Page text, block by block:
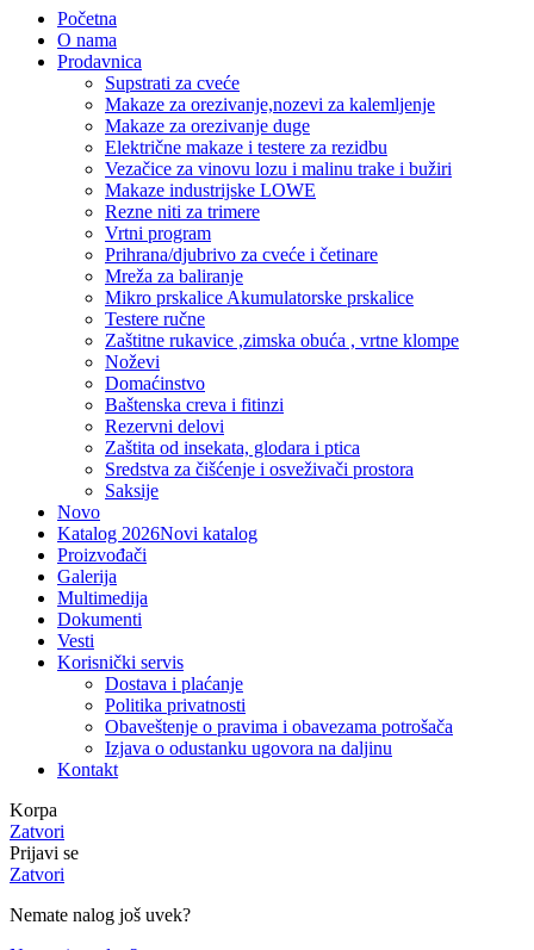
Početna
O nama
Prodavnica
Supstrati za cveće
Makaze za orezivanje,nozevi za kalemljenje
Makaze za orezivanje duge
Električne makaze i testere za rezidbu
Vezačice za vinovu lozu i malinu trake i bužiri
Makaze industrijske LOWE
Rezne niti za trimere
Vrtni program
Prihrana/djubrivo za cveće i četinare
Mreža za baliranje
Mikro prskalice Akumulatorske prskalice
Testere ručne
Zaštitne rukavice ,zimska obuća , vrtne klompe
Noževi
Domaćinstvo
Baštenska creva i fitinzi
Rezervni delovi
Zaštita od insekata, glodara i ptica
Sredstva za čišćenje i osveživači prostora
Saksije
Novo
Katalog 2026Novi katalog
Proizvođači
Galerija
Multimedija
Dokumenti
Vesti
Korisnički servis
Dostava i plaćanje
Politika privatnosti
Obaveštenje o pravima i obavezama potrošača
Izjava o odustanku ugovora na daljinu
Kontakt
Korpa
Zatvori
Prijavi se
Zatvori
Nemate nalog još uvek?